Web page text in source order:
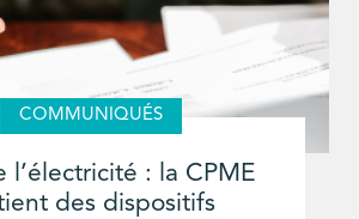
COMMUNIQUÉS
l’électricité : la CPME
des dispositifs